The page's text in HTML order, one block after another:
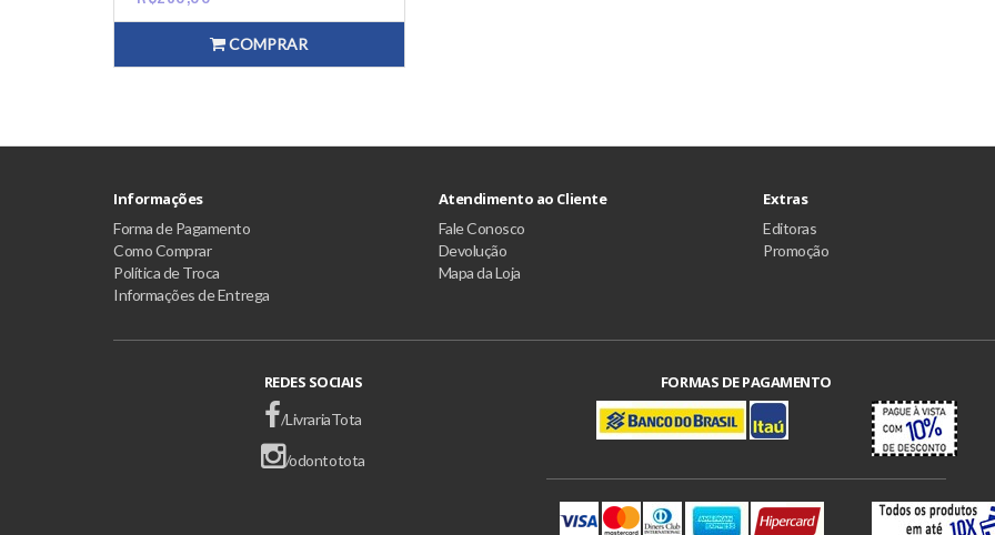
COMPRAR
Informações
Forma de Pagamento
Como Comprar
Política de Troca
Informações de Entrega
Atendimento ao Cliente
Fale Conosco
Devolução
Mapa da Loja
Extras
Editoras
Promoção
REDES SOCIAIS
/LivrariaTota
/odontotota
FORMAS DE PAGAMENTO